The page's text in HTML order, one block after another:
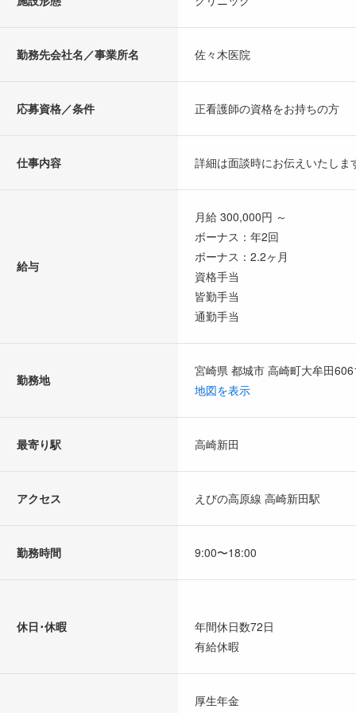
勤務先会社名／事業所名 佐々木医院
応募資格／条件 正看護師の資格をお持ちの方
仕事内容 詳細は面談時にお伝えいたしま
給与
月給 300,000円 ～
ボーナス：年2回
ボーナス：2.2ヶ月
資格手当
皆勤手当
通勤手当
勤務地
宮崎県 都城市 高崎町大牟田
地図を表示
最寄り駅 高崎新田
アクセス えびの高原線 高崎新田駅
勤務時間 9:00〜18:00
休日･休暇
年間休日数72日
有給休暇
厚生年金